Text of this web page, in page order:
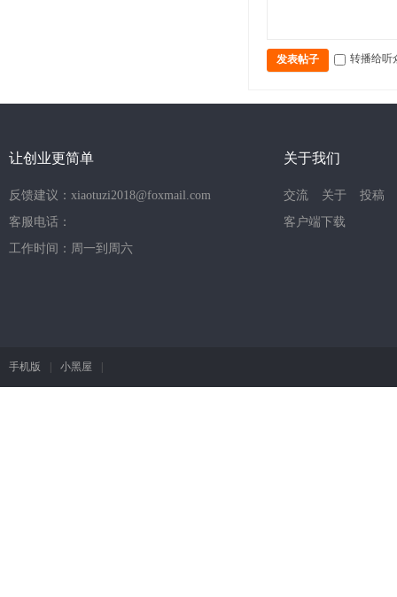
发表帖子 转播给听
让创业更简单
反馈建议：xiaotuzi2018@foxmail.com
客服电话：
工作时间：周一到周六
关于我们
交流 关于
投稿
客户端下载
手机版 | 小黑屋 |